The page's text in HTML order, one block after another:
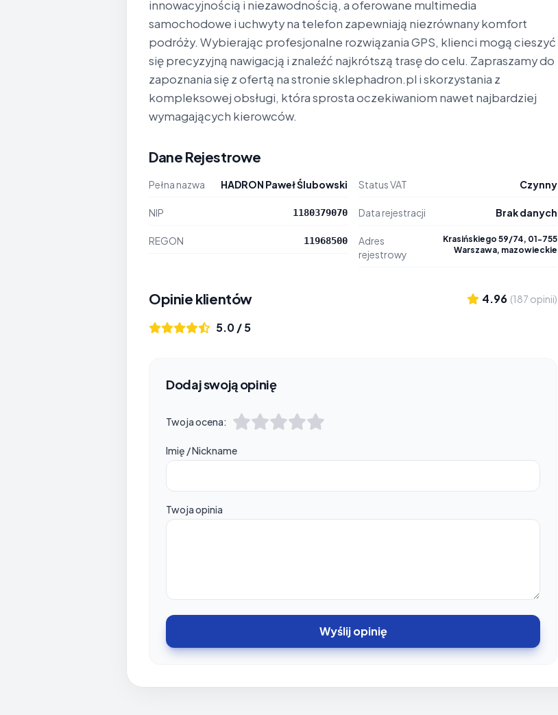
innowacyjnością i niezawodnością, a oferowane multimedia
samochodowe i uchwyty na telefon zapewniają niezrównany komfort
podróży. Wybierając profesjonalne rozwiązania GPS, klienci mogą cieszyć
się precyzyjną nawigacją i znaleźć najkrótszą trasę do celu. Zapraszamy do
zapoznania się z ofertą na stronie sklephadron.pl i skorzystania z
kompleksowej obsługi, która sprosta oczekiwaniom nawet najbardziej
wymagających kierowców.
Dane Rejestrowe
Pełna nazwa HADRON Paweł Ślubowski
NIP 1180379070
REGON 11968500
Status VAT Czynny
Data rejestracji Brak danych
Adres
rejestrowy
Krasińskiego 59/74, 01-755
Warszawa, mazowieckie
Opinie klientów 4.96 (187 opinii)
5.0 / 5
Dodaj swoją opinię
Twoja ocena:
Imię / Nickname
Twoja opinia
Wyślij opinię